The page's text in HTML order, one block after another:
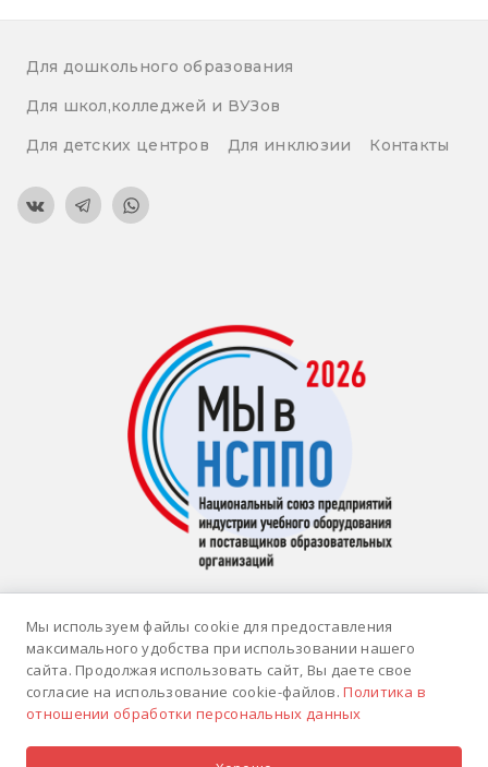
Email*
Телефон
Для дошкольного образования
Для школ,колледжей и ВУЗов
Для детских центров
Для инклюзии Контакты
© 2026 ИНТЕРАКТИВНАЯ ИДЕЯ |Политика
конфиденциальности| Цена на сайте носит
публичной офертой.
Мы используем файлы cookie для предоставления
максимального удобства при использовании нашего
сайта. Продолжая использовать сайт, Вы даете свое
согласие на использование cookie-файлов.Политика в
отношении обработки персональных данных